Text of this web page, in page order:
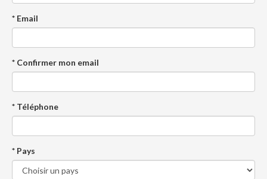
* Email
* Confirmer mon email
* Téléphone
* Pays